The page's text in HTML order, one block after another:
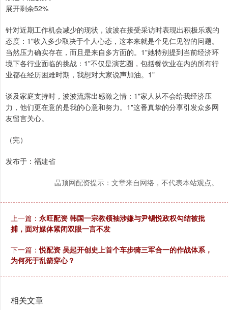
展开剩余52%
针对近期工作机会减少的现状，波波在接受采访时表现出积极乐观的
态度：1"收入多少取决于个人心态，这本来就是个见仁见智的问题。
当然压力确实存在，而且是来自多方面的。1"她特别提到当前经济环
境下各行业面临的挑战：1"不仅是演艺圈，包括餐饮业在内的所有行
业都在经历困难时期，我想对大家说声加油。1"
谈及家庭支持时，波波流露出感激之情：1"家人从不会给我经济压
力，他们更在意的是我的心意和努力。1"这番真挚的分享引发众多网
友留言关心。
（完）
发布于：福建省
晶顶网配资提示：文章来自网络，不代表本站观点。
上一篇： 永旺配资 韩国一宗教领袖涉嫌与尹锡悦政权勾结被批
捕，面对媒体紧闭双眼一言不发
下一篇：悦配资 吴起开创史上首个车步骑三军合一的作战体系，
为何死于乱箭穿心？
相关文章